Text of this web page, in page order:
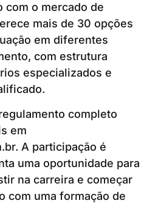
com o mercado de
mais de 30 opções
em diferentes
com estrutura
especializados e
completo
em
A participação é
uma oportunidade para
na carreira e começar
com uma formação de